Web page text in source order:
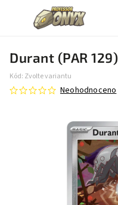
Durant (PAR 129)
Kód: Zvolte variantu
Neohodnoceno